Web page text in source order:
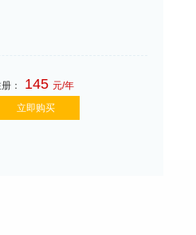
： 145 元/年
立即购买